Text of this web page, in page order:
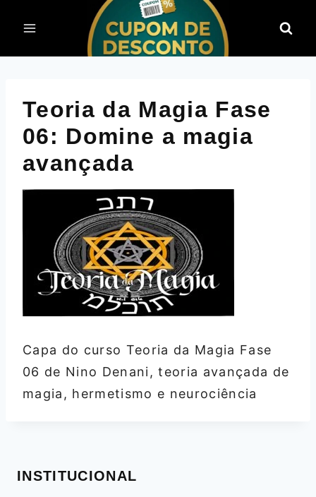
para
o
Teoria da Magia Fase
06: Domine a magia
avançada
Capa do curso Teoria da Magia Fase
06 de Nino Denani, teoria avançada de
magia, hermetismo e neurociência
INSTITUCIONAL